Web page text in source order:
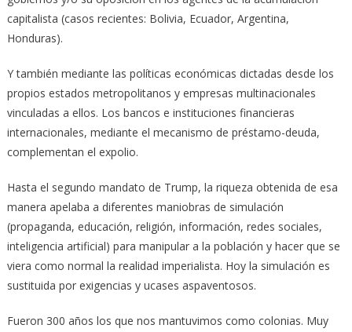
capitalista (casos recientes: Bolivia, Ecuador, Argentina,
Honduras).
Y también mediante las políticas económicas dictadas desde los
propios estados metropolitanos y empresas multinacionales
vinculadas a ellos. Los bancos e instituciones financieras
internacionales, mediante el mecanismo de préstamo-deuda,
complementan el expolio.
Hasta el segundo mandato de Trump, la riqueza obtenida de esa
manera apelaba a diferentes maniobras de simulación
(propaganda, educación, religión, información, redes sociales,
inteligencia artificial) para manipular a la población y hacer que se
viera como normal la realidad imperialista. Hoy la simulación es
sustituida por exigencias y ucases aspaventosos.
Fueron 300 años los que nos mantuvimos como colonias. Muy